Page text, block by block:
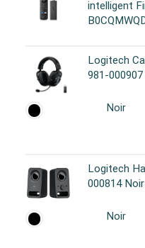
intelligent
Logitech
981-
Noir
Logitech
000814 Noir
Noir